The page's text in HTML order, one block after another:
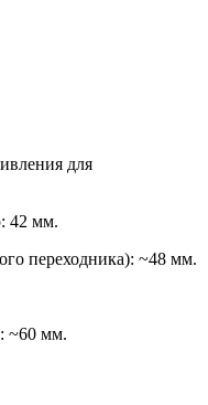
для
42 мм.
переходника): ~48 мм.
~60 мм.